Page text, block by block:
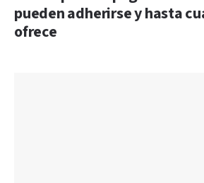
pueden adherirse y hasta
ofrece